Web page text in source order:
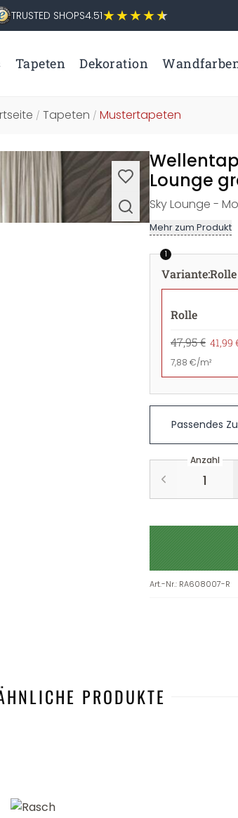
TRUSTED SHOPS4.51
Tapeten Dekoration
/ Tapeten / Mustertapeten
Lounge
Sky Lounge -
Mehr zum Produkt
1
Variante:Rolle
Rolle
47,95 € 41,99
7,88 €/m²
Passendes
Anzahl
Art.-Nr.: RA608007-R
PRODUKTE